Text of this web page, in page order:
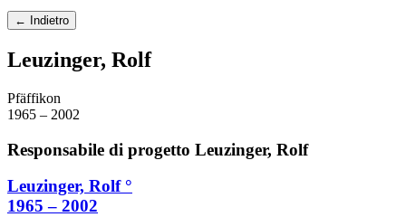
← Indietro
Leuzinger, Rolf
Pfäffikon
1965 – 2002
Responsabile di progetto Leuzinger, Rolf
Leuzinger, Rolf °
1965 – 2002